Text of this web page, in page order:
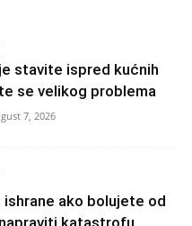
stavite ispred kućnih
se velikog problema
7, 2026
ako bolujete od
katastrofu...